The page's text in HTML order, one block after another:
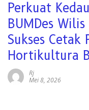
Perkuat
BUMDes
Sukses Cetak
Hortikultura
Rj
Mei 8, 2026